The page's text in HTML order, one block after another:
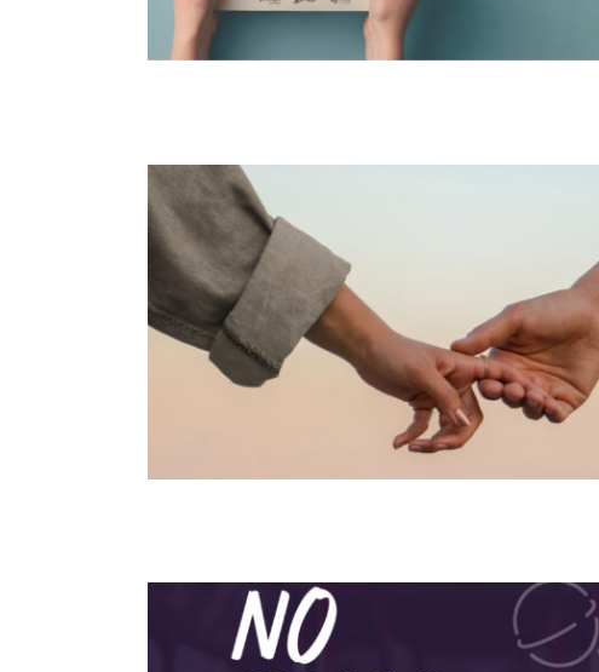
Formation